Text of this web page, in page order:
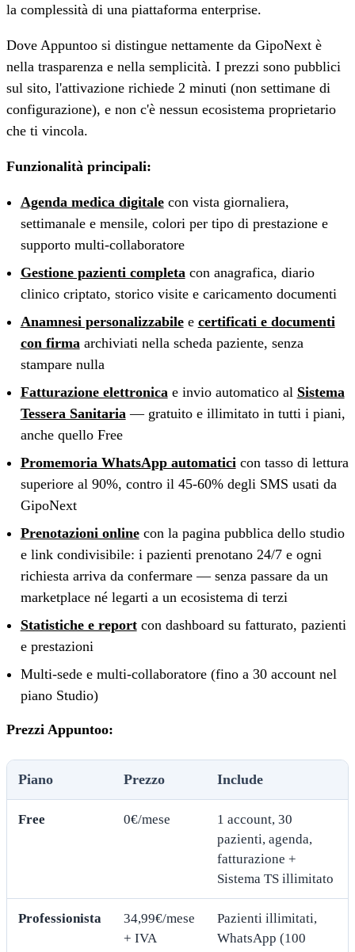
la complessità di una piattaforma enterprise.
Dove Appuntoo si distingue nettamente da GipoNext è
nella trasparenza e nella semplicità. I prezzi sono pubblici
sul sito, l'attivazione richiede 2 minuti (non settimane di
configurazione), e non c'è nessun ecosistema proprietario
che ti vincola.
Funzionalità principali:
Agenda medica digitalecon vista giornaliera,
settimanale e mensile, colori per tipo di prestazione e
supporto multi-collaboratore
Gestione pazienti completa con anagrafica, diario
clinico criptato, storico visite e caricamento documenti
Anamnesi personalizzabilee certificati e documenti
con firma archiviati nella scheda paziente, senza
stampare nulla
Fatturazione elettronica e invio automatico al Sistema
Tessera Sanitaria — gratuito e illimitato in tutti i piani,
anche quello Free
Promemoria WhatsApp automatici con tasso di lettura
superiore al 90%, contro il 45-60% degli SMS usati da
GipoNext
Prenotazioni onlinecon la pagina pubblica dello studio
e link condivisibile: i pazienti prenotano 24/7 e ogni
richiesta arriva da confermare — senza passare da un
marketplace né legarti a un ecosistema di terzi
Statistiche e reportcon dashboard su fatturato, pazienti
e prestazioni
Multi-sede e multi-collaboratore (fino a 30 account nel
piano Studio)
Prezzi Appuntoo:
Piano Prezzo Include
Free 0€/mese
1 account, 30
pazienti, agenda,
fatturazione +
Sistema TS illimitato
Professionista
34,99€/mese
+ IVA
Pazienti illimitati,
WhatsApp (100